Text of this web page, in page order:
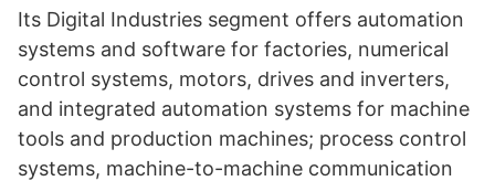
Its Digital Industries segment offers automation
systems and software for factories, numerical
control systems, motors, drives and inverters,
and integrated automation systems for machine
tools and production machines; process control
systems, machine-to-machine communication